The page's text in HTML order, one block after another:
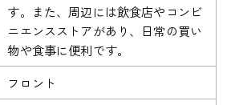
す。また、周辺には飲食店やコンビ
ニエンスストアがあり、日常の買い
物や食事に便利です。
フロント